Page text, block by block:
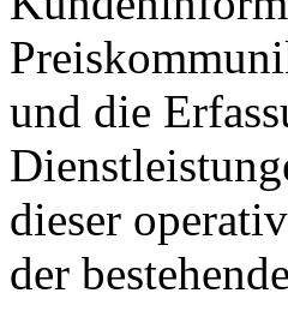
und die
dieser
der